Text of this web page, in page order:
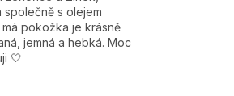
společně s olejem
pokožka je krásně
jemná a hebká. Moc
🤍